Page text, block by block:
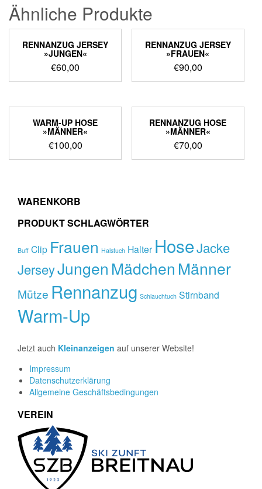
Ähnliche Produkte
RENNANZUG JERSEY
»JUNGEN«
€60,00
RENNANZUG JERSEY
»FRAUEN«
€90,00
WARM-UP HOSE
»MÄNNER«
€100,00
RENNANZUG HOSE
»MÄNNER«
€70,00
WARENKORB
PRODUKT SCHLAGWÖRTER
Buff Clip Frauen Halstuch Halter HoseJacke
JerseyJungen Mädchen Männer
Mütze Rennanzug Schlauchtuch Stirnband
Warm-Up
Jetzt auch Kleinanzeigen auf unserer Website!
Impressum
Datenschutzerklärung
Allgemeine Geschäftsbedingungen
VEREIN